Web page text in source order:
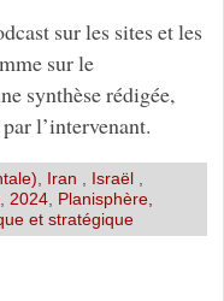
sur les sites et les
sur le
synthèse rédigée,
l’intervenant.
Iran Israël
2024, Planisphère,
et stratégique